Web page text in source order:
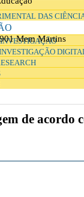
DAS
Mem Martins
de acordo